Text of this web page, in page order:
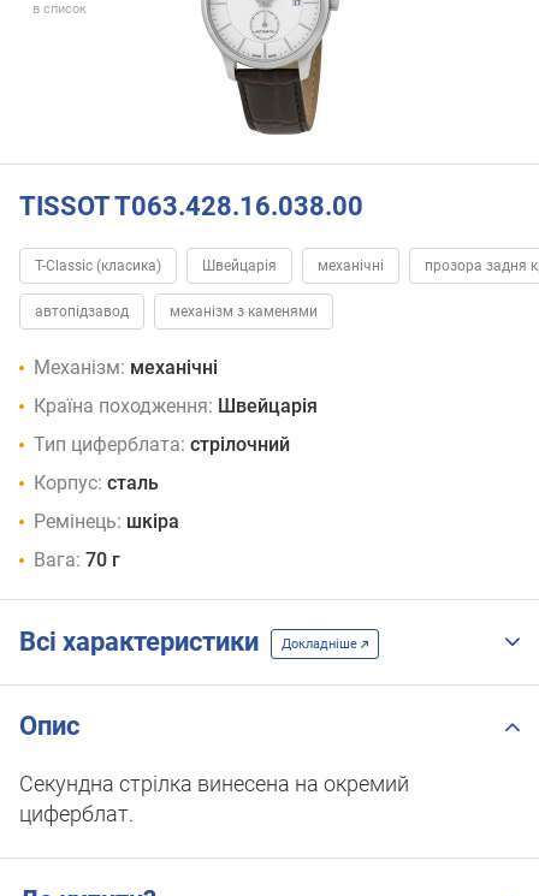
в список
TISSOT T063.428.16.038.00
T-Classic (класика) Швейцарія механічні прозора задня
автопідзавод механізм з каменями
Механізм: механічні
Країна походження: Швейцарія
Тип циферблата: стрілочний
Корпус: сталь
Ремінець: шкіра
Вага: 70 г
Всі характеристики Докладніше
Опис
Секундна стрілка винесена на окремий
циферблат.